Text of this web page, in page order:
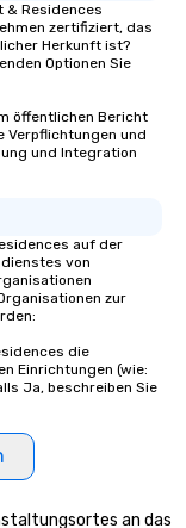
& Residences
zertifiziert, das
Herkunft ist?
Optionen Sie
öffentlichen Bericht
Verpflichtungen und
und Integration
auf der
von
zur
die
Einrichtungen (wie:
Ja, beschreiben Sie
an das